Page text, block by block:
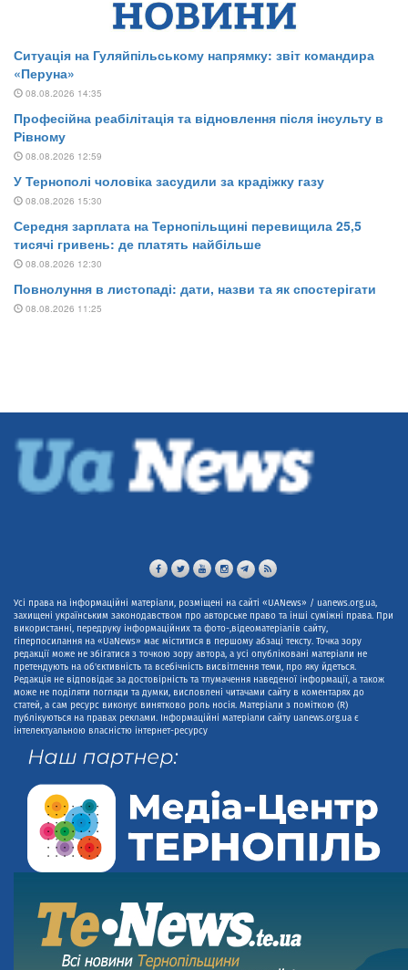
Усі права на інформаційні матеріали, розміщені на сайті «UANews» / uanews.org.ua,
захищені українським законодавством про авторське право та інші суміжні права. При
використанні, передруку інформаційних та фото-,відеоматеріалів сайту,
гіперпосилання на «UaNews» має міститися в першому абзаці тексту. Точка зору
редакції може не збігатися з точкою зору автора, а усі опубліковані матеріали не
претендують на об'єктивність та всебічність висвітлення теми, про яку йдеться.
Редакція не відповідає за достовірність та тлумачення наведеної інформації, а також
може не поділяти погляди та думки, висловлені читачами сайту в коментарях до
статей, а сам ресурс виконує винятково роль носія. Матеріали з поміткою (R)
публікуються на правах реклами. Інформаційні матеріали сайту uanews.org.ua є
інтелектуальною власністю інтернет-ресурсу